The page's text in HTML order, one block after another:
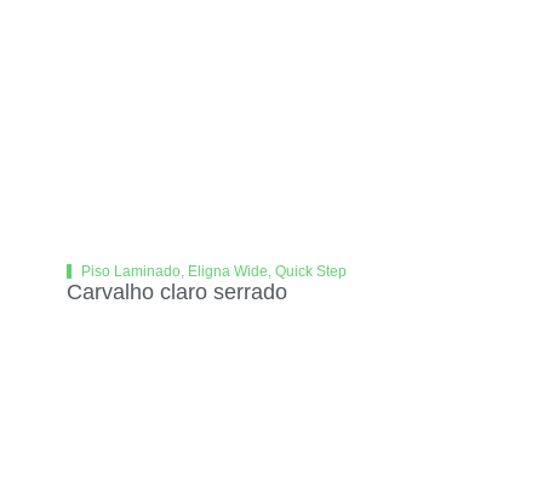
Piso Laminado, Eligna Wide, Quick Step
Carvalho claro serrado